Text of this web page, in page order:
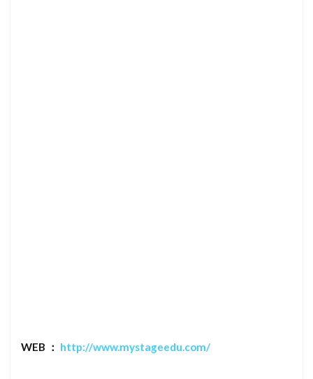
WEB ： http://www.mystageedu.com/